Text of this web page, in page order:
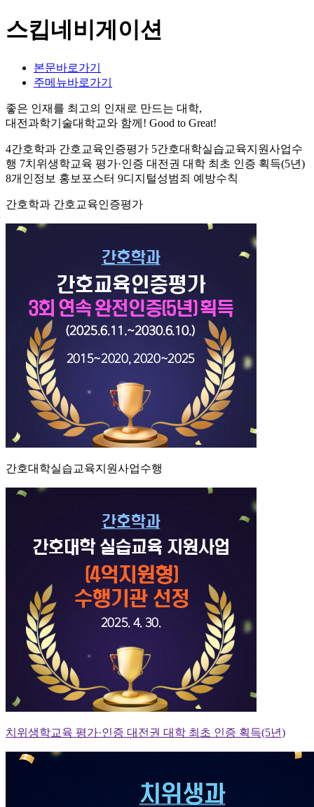
스킵네비게이션
본문바로가기
주메뉴바로가기
좋은 인재를 최고의 인재로 만드는 대학,
대전과학기술대학교와 함께! Good to Great!
4간호학과 간호교육인증평가 5간호대학실습교육지원사업수
행 7치위생학교육 평가·인증 대전권 대학 최초 인증 획득(5년)
8개인정보 홍보포스터 9디지털성범죄 예방수칙
간호학과 간호교육인증평가
간호대학실습교육지원사업수행
치위생학교육 평가·인증 대전권 대학 최초 인증 획득(5년)